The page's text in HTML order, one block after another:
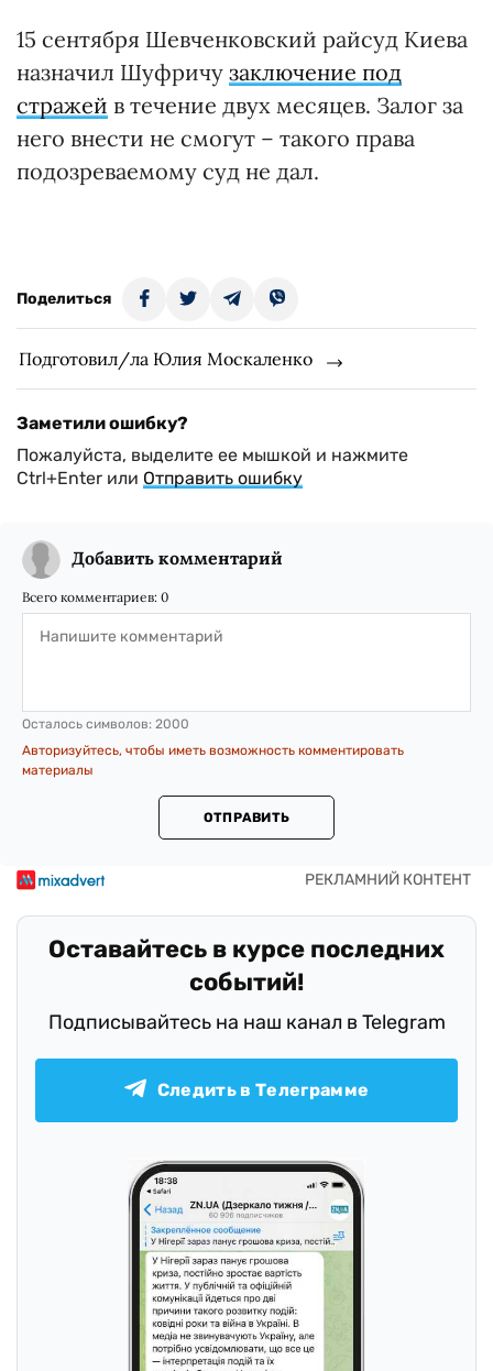
15 сентября Шевченковский райсуд Киева
назначил Шуфричу заключение под
стражей в течение двух месяцев. Залог за
него внести не смогут – такого права
подозреваемому суд не дал.
Поделиться
Подготовил/ла Юлия Москаленко
Заметили ошибку?
Пожалуйста, выделите ее мышкой и нажмите
Ctrl+Enter или Отправить ошибку
Добавить комментарий
Всего комментариев: 0
Осталось символов: 2000
Авторизуйтесь, чтобы иметь возможность комментировать
материалы
ОТПРАВИТЬ
Оставайтесь в курсе последних
событий!
Подписывайтесь на наш канал в Telegram
Следить в Телеграмме